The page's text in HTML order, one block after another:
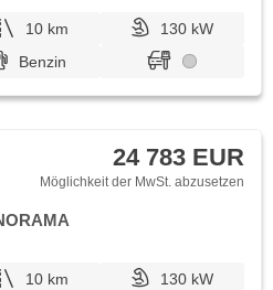
10 km
130 kW
Benzin
24 783 EUR
Möglichkeit der MwSt. abzusetzen
10 km
130 kW